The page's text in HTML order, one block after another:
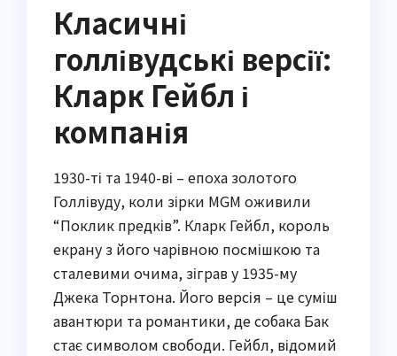
Класичні
голлівудські версії:
Кларк Гейбл і
компанія
1930-ті та 1940-ві – епоха золотого
Голлівуду, коли зірки MGM оживили
“Поклик предків”. Кларк Гейбл, король
екрану з його чарівною посмішкою та
сталевими очима, зіграв у 1935-му
Джека Торнтона. Його версія – це суміш
авантюри та романтики, де собака Бак
стає символом свободи. Гейбл, відомий